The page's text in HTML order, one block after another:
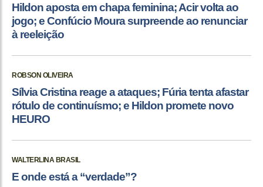
Hildon aposta em chapa feminina; Acir volta ao
jogo; e Confúcio Moura surpreende ao renunciar
à reeleição
ROBSON OLIVEIRA
Sílvia Cristina reage a ataques; Fúria tenta afastar
rótulo de continuísmo; e Hildon promete novo
HEURO
WALTERLINA BRASIL
E onde está a “verdade”?